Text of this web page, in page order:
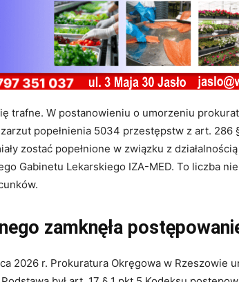
trafne. W postanowieniu o umorzeniu
popełnienia 5034 przestępstw z art. 286
zostać popełnione w związku z
Gabinetu Lekarskiego IZA-MED. To liczba
zamknęła
2026 r. Prokuratura Okręgowa w Rzeszowie